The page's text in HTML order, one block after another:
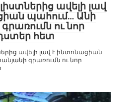
ավելի լավ
պահում… Անի
ու նոր
հետ
ավելի լավ է ինտոնացիան
գրառումն ու նոր